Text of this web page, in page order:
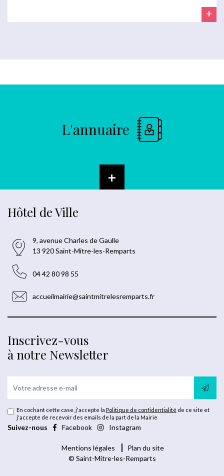
+
L'annuaire
+
Hôtel de Ville
9, avenue Charles de Gaulle
13 920 Saint-Mitre-les-Remparts
04 42 80 98 55
accueilmairie@saintmitrelesremparts.fr
Inscrivez-vous
à notre Newsletter
En cochant cette case, j'accepte la Politique de confidentialité de ce site et
j'accepte de recevoir des emails de la part de la Mairie
Suivez-nous Facebook Instagram
Mentions légales
Plan du site
© Saint-Mitre-les-Remparts